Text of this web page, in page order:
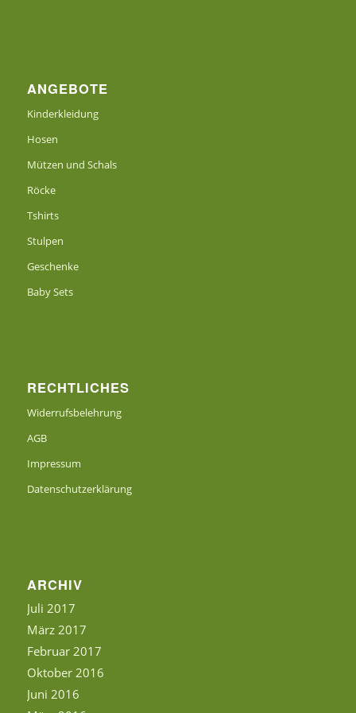
ANGEBOTE
Kinderkleidung
Hosen
Mützen und Schals
Röcke
Tshirts
Stulpen
Geschenke
Baby Sets
RECHTLICHES
Widerrufsbelehrung
AGB
Impressum
Datenschutzerklärung
ARCHIV
Juli 2017
März 2017
Februar 2017
Oktober 2016
Juni 2016